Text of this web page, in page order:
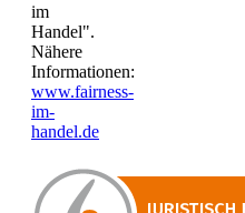
im
Handel".
Nähere
Informationen:
www.fairness-
im-
handel.de